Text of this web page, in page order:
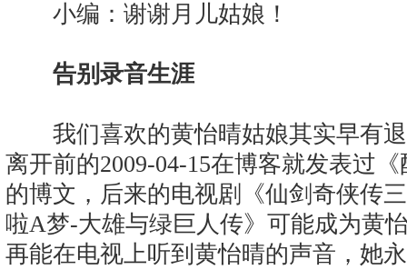
小编：谢谢月儿姑娘！
告别录音生涯
我们喜欢的黄怡晴姑娘其实早有退
离开前的2009-04-15在博客就发表过
的博文，后来的电视剧《仙剑奇侠传
啦A梦-大雄与绿巨人传》可能成为黄
再能在电视上听到黄怡晴的声音，她